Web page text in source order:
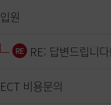
입원
RE: 답변드립니
ECT 비용문의